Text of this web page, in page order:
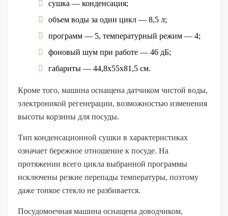
сушка — конденсация;
объем воды за один цикл — 8,5 л;
программ — 5, температурный режим — 4;
фоновый шум при работе — 46 дБ;
габариты — 44,8х55х81,5 см.
Кроме того, машина оснащена датчиком чистой воды,
электроникой регенерации, возможностью изменения
высоты корзины для посуды.
Тип конденсационной сушки в характеристиках
означает бережное отношение к посуде. На
протяжении всего цикла выбранной программы
исключены резкие перепады температуры, поэтому
даже тонкое стекло не разбивается.
Посудомоечная машина оснащена доводчиком,